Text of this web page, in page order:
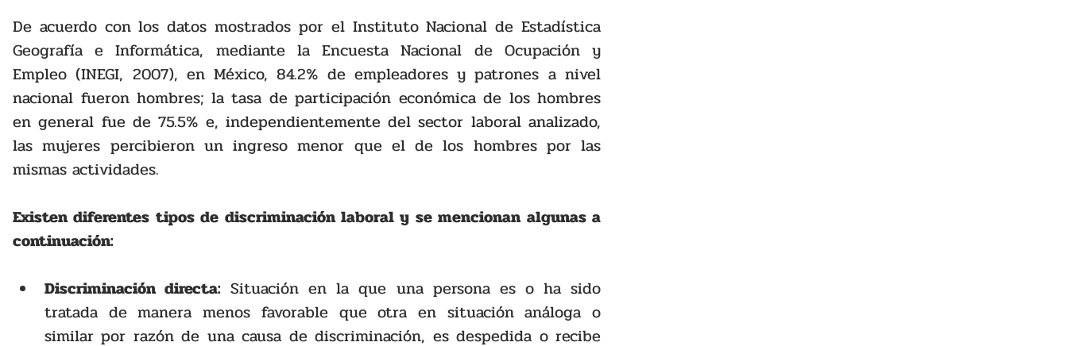
De acuerdo con los datos mostrados por el Instituto Nacional de Estadística
Geografía e Informática, mediante la Encuesta Nacional de Ocupación y
Empleo (INEGI, 2007), en México, 84.2% de empleadores y patrones a nivel
nacional fueron hombres; la tasa de participación económica de los hombres
en general fue de 75.5% e, independientemente del sector laboral analizado,
las mujeres percibieron un ingreso menor que el de los hombres por las
mismas actividades.
Existen diferentes tipos de discriminación laboral y se mencionan algunas a
continuación:
Discriminación directa: Situación en la que una persona es o ha sido
tratada de manera menos favorable que otra en situación análoga o
similar por razón de una causa de discriminación, es despedida o recibe